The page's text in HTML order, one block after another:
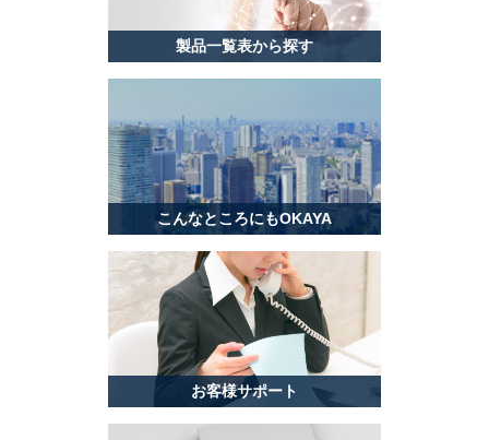
製品一覧表から探す
こんなところにもOKAYA
お客様サポート